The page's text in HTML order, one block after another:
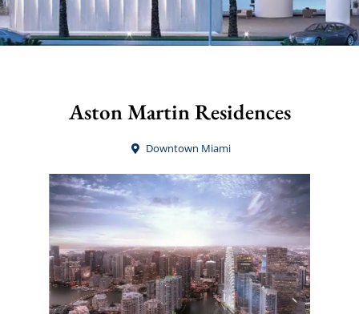
Aston Martin Residences
Downtown Miami